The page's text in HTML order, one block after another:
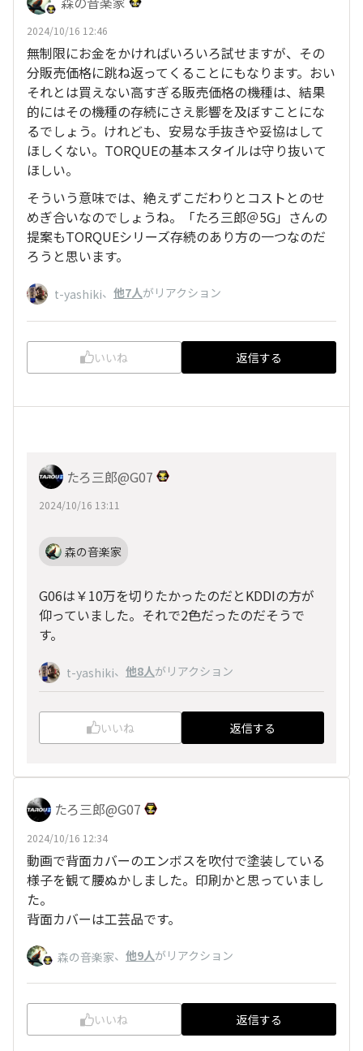
2024/10/16 12:46
無制限にお金をかければいろいろ試せますが、その
分販売価格に跳ね返ってくることにもなります。おい
それとは買えない高すぎる販売価格の機種は、結果
的にはその機種の存続にさえ影響を及ぼすことにな
るでしょう。けれども、安易な手抜きや妥協はして
ほしくない。TORQUEの基本スタイルは守り抜いて
ほしい。
そういう意味では、絶えずこだわりとコストとのせ
めぎ合いなのでしょうね。「たろ三郎＠5G」さんの
提案もTORQUEシリーズ存続のあり方の一つなのだ
ろうと思います。
t-yashiki、 他7人がリアクション
いいね 返信する
たろ三郎@G07
2024/10/16 13:11
森の音楽家
G06は￥10万を切りたかったのだとKDDIの方が
仰っていました。それで2色だったのだそうで
す。
t-yashiki、 他8人がリアクション
いいね 返信する
たろ三郎@G07
2024/10/16 12:34
動画で背面カバーのエンボスを吹付で塗装している
様子を観て腰ぬかしました。印刷かと思っていまし
た。
背面カバーは工芸品です。
森の音楽家、 他9人がリアクション
いいね 返信する